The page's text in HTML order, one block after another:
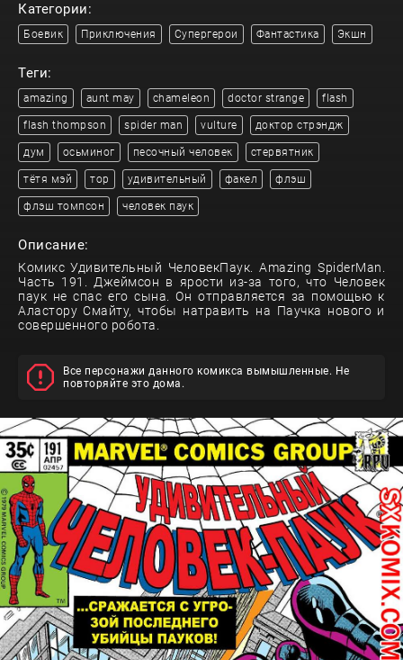
Категории:
Боевик Приключения Супергерои Фантастика Экшн
Теги:
amazing aunt may chameleon doctor strange flash
flash thompson spider man vulture доктор стрэндж
дум осьминог песочный человек стервятник
тётя мэй тор удивительный факел флэш
флэш томпсон человек паук
Описание:
Комикс Удивительный ЧеловекПаук. Amazing SpiderMan.
Часть 191. Джеймсон в ярости из-за того, что Человек
паук не спас его сына. Он отправляется за помощью к
Аластору Смайту, чтобы натравить на Паучка нового и
совершенного робота.
Все персонажи данного комикса вымышленные. Не
повторяйте это дома.